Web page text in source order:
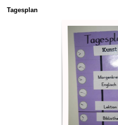
Tagesplan